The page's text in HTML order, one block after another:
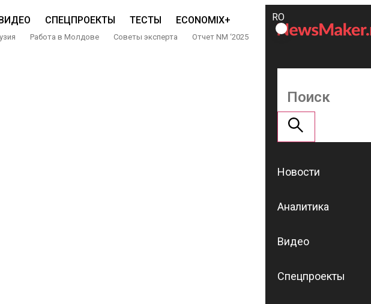
СПЕЦПРОЕКТЫ ТЕСТЫ ECONOMIX+
Работа в Молдове Советы эксперта Отчет NM ‘2025
ROMÂNĂ
RU
Поддержать
NM
Новости
Аналитика
Видео
Спецпроекты